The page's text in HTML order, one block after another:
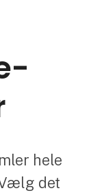
hele
det